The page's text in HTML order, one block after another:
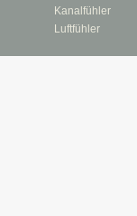
Kanalfühler
Luftfühler